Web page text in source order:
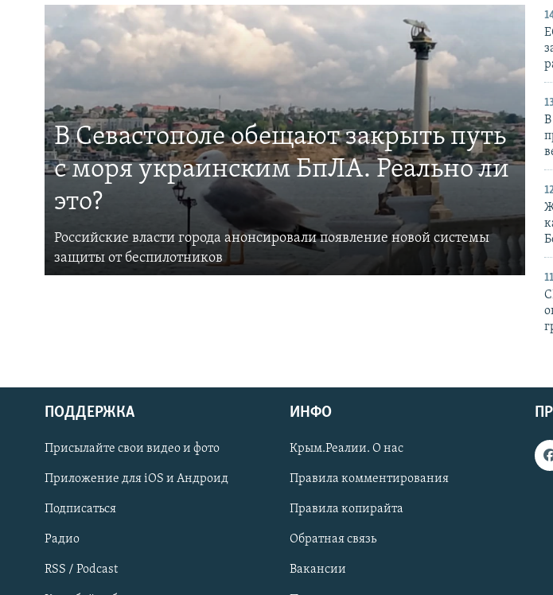
Українською
Qırımtatar
ПРИСОЕДИНЯЙТЕСЬ!
В Севастополе обещают закрыть путь
с моря украинским БпЛА. Реально ли
это?
Российские власти города анонсировали появление новой системы
защиты от беспилотников
В
ПОДДЕРЖКА
Присылайте свои видео и фото
Приложение для iOS и Андроид
Подписаться
Радио
RSS / Podcast
ИНФО
Крым.Реалии. О нас
Правила комментирования
Правила копирайта
Обратная связь
Вакансии